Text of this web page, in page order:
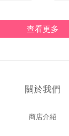
查看更多
關於我們
商店介紹